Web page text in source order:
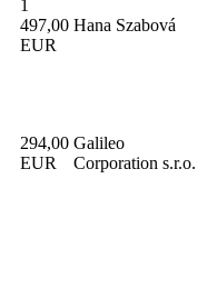
1
497,00
EUR
Hana Szabová
294,00
EUR
Galileo
Corporation s.r.o.